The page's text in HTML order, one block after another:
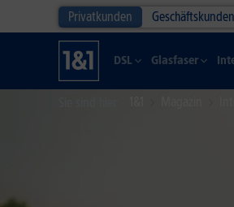
Privatkunden Geschäftskunden
DSL Glasfaser